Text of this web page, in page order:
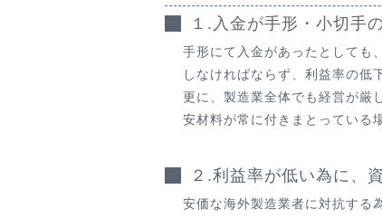
１.入金が手形・小切手
手形にて入金があったとしても
しなければならず、利益率の低
更に、製造業全体でも経営が厳
安材料が常に付きまとっている
２.利益率が低い為に、
安価な海外製造業者に対抗する